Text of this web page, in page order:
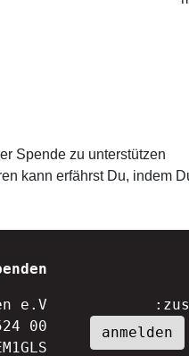
Spende zu unterstützen?
kann erfährst Du, indem
e.V.
00